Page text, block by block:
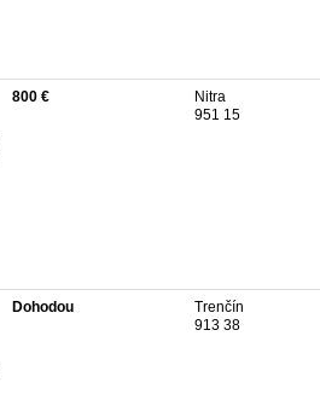
800 €
Nitra
951 15
Dohodou
Trenčín
913 38